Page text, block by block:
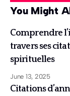
You Might
Comprendre
travers ses
spirituelles
June 13, 2025
Citations